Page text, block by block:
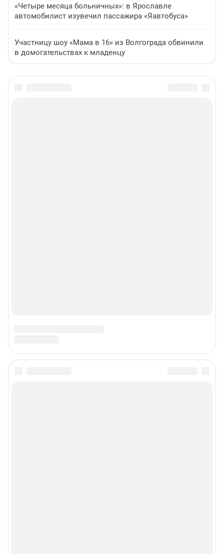
«Четыре месяца больничных»: в Ярославле
автомобилист изувечил пассажира «Яавтобуса»
Участницу шоу «Мама в 16» из Волгограда обвинили
в домогательствах к младенцу